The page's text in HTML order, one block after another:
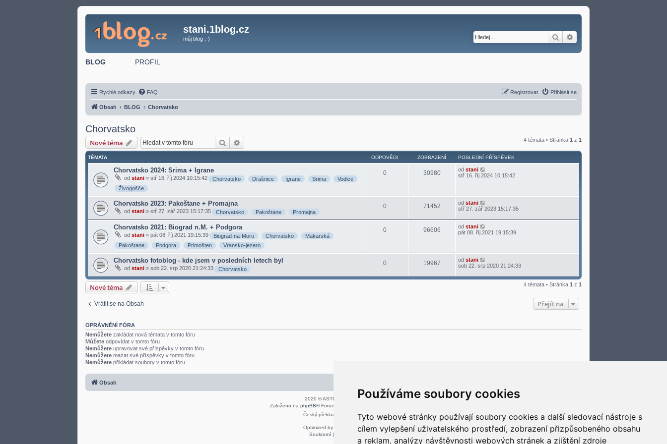
Používáme soubory cookies
Tyto webové stránky používají soubory cookies a další sledovací nástroje s
cílem vylepšení uživatelského prostředí, zobrazení přizpůsobeného obsahu
a reklam, analýzy návštěvnosti webových stránek a zjištění zdroje
stani.1blog.cz
můj blog ;-) Hledat
BLOG PROFIL
Rychlé odkazy FAQ Přihlásit se
Registrovat
Obsah BLOG Chorvatsko
Chorvatsko
Nové téma Hledat 4 témata • Stránka 1 z 1
TÉMATA ODPOVĚDI ZOBRAZENÍ POSLEDNÍ PŘÍSPĚVEK
Chorvatsko 2024: Srima + Igrane
od stani » stř 16. říj 2024 10:15:42 Chorvatsko Drašnice Igrane Srima
Vodice
Živogošče
0 30980 od stani
stř 16. říj 2024 10:15:42
Chorvatsko 2023: Pakoštane + Promajna
od stani » stř 27. zář 2023 15:17:35 Chorvatsko Pakoštane Promajna
0 71452 od stani
stř 27. zář 2023 15:17:35
Chorvatsko 2021: Biograd n.M. + Podgora
od stani » pát 08. říj 2021 19:15:39 Biograd-na-Moru Chorvatsko
Makarská
Pakoštane
Podgora Primošten Vransko-jezero
0 96606 od stani
pát 08. říj 2021 19:15:39
Chorvatsko fotoblog - kde jsem v posledních letech byl
od stani » sob 22. srp 2020 21:24:33 Chorvatsko
0 19967 od stani
sob 22. srp 2020 21:24:33
Nové téma 4 témata • Stránka 1 z 1
Vrátit se na Obsah Přejít na
OPRÁVNĚNÍ FÓRA
Nemůžete zakládat nová témata v tomto fóru
Můžete odpovídat v tomto fóru
Nemůžete upravovat své příspěvky v tomto fóru
Nemůžete mazat své příspěvky v tomto fóru
Nemůžete přikládat soubory v tomto fóru
Obsah
2020 © ASTRA - CZ s.r.o.
Založeno na phpBB® Forum Software © phpBB Limited
Český překlad –
phpBB.cz
Optimized by:
phpBB SEO
Soukromí|